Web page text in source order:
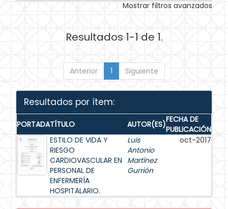
Mostrar filtros avanzados
Resultados 1-1 de 1.
Anterior 1 Siguiente
Resultados por ítem:
PORTADATÍTULO AUTOR(ES)FECHA DE
PUBLICACIÓN
ESTILO DE VIDA Y
RIESGO
CARDIOVASCULAR EN
PERSONAL DE
ENFERMERÍA
HOSPITALARIO.
Luis
Antonio
Martínez
Gurrión
oct-2017